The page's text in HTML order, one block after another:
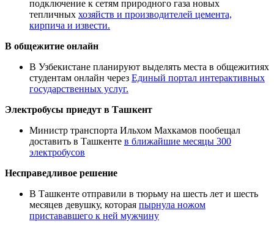
подключение к сетям природного газа новых
тепличных хозяйств и производителей цемента,
кирпича и извести.
В общежитие онлайн
В Узбекистане планируют выделять места в общежитиях
студентам онлайн через Единый портал интерактивных
государственных услуг.
Электробусы приедут в Ташкент
Министр транспорта Ильхом Махкамов пообещал
доставить в Ташкенте в ближайшие месяцы 300
электробусов
Несправедливое решение
В Ташкенте отправили в тюрьму на шесть лет и шесть
месяцев девушку, которая пырнула ножом
пристававшего к ней мужчину